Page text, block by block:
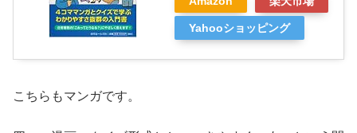
Yahooショッピング
こちらもマンガです。